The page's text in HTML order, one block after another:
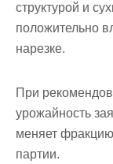
структурой и
положительно
нарезке.
При
урожайность
меняет
партии.